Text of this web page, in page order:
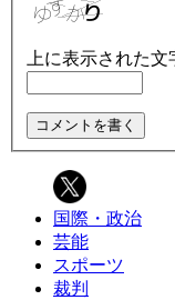
上に表示された
国際・政治
芸能
スポーツ
裁判